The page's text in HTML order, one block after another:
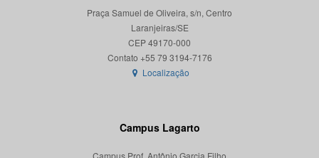
Praça Samuel de Oliveira, s/n, Centro
Laranjeiras/SE
CEP 49170-000
Localização
Campus Lagarto
Campus Prof. Antônio Garcia Filho